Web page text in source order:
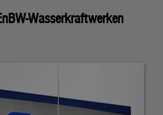
Wasserkraftwerken